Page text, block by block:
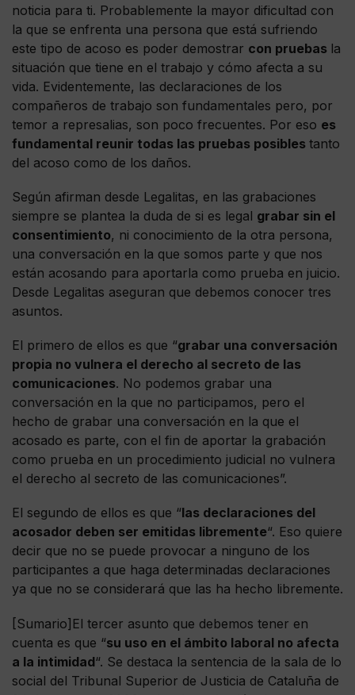
noticia para ti. Probablemente la mayor dificultad con
la que se enfrenta una persona que está sufriendo
este tipo de acoso es poder demostrar con pruebas la
situación que tiene en el trabajo y cómo afecta a su
vida. Evidentemente, las declaraciones de los
compañeros de trabajo son fundamentales pero, por
temor a represalias, son poco frecuentes. Por eso es
fundamental reunir todas las pruebas posibles tanto
del acoso como de los daños.
Según afirman desde Legalitas, en las grabaciones
siempre se plantea la duda de si es legal grabar sin el
consentimiento, ni conocimiento de la otra persona,
una conversación en la que somos parte y que nos
están acosando para aportarla como prueba en juicio.
Desde Legalitas aseguran que debemos conocer tres
asuntos.
El primero de ellos es que “grabar una conversación
propia no vulnera el derecho al secreto de las
comunicaciones. No podemos grabar una
conversación en la que no participamos, pero el
hecho de grabar una conversación en la que el
acosado es parte, con el fin de aportar la grabación
como prueba en un procedimiento judicial no vulnera
el derecho al secreto de las comunicaciones”.
El segundo de ellos es que “las declaraciones del
acosador deben ser emitidas libremente“. Eso quiere
decir que no se puede provocar a ninguno de los
participantes a que haga determinadas declaraciones
ya que no se considerará que las ha hecho libremente.
[Sumario]El tercer asunto que debemos tener en
cuenta es que “su uso en el ámbito laboral no afecta
a la intimidad“. Se destaca la sentencia de la sala de lo
social del Tribunal Superior de Justicia de Cataluña de